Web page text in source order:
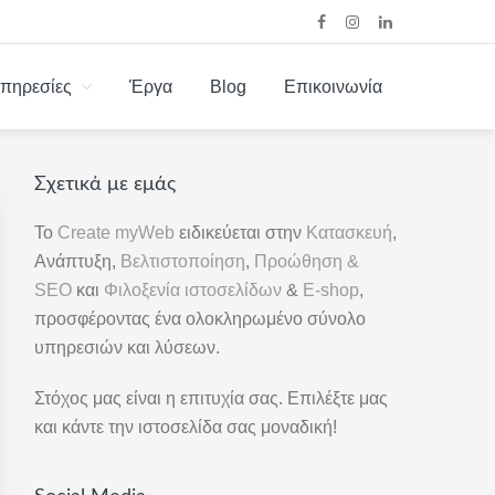
| SEO |
Έργα Blog Επικοινωνία
Αρχική
Πλευρική
Στήλη
Σχετικά με εμάς
Το Create myWeb ειδικεύεται στην Κατασκευή,
Ανάπτυξη, Βελτιστοποίηση, Προώθηση &
SEO και Φιλοξενία ιστοσελίδων & E-shop,
προσφέροντας ένα ολοκληρωμένο σύνολο
υπηρεσιών και λύσεων.
Στόχος μας είναι η επιτυχία σας. Επιλέξτε μας
και κάντε την ιστοσελίδα σας μοναδική!